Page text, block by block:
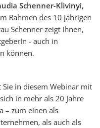
Schenner-Klivinyi,
Rahmen des 10 jährigen
Schenner zeigt Ihnen,
- auch in
können.
in diesem Webinar mit
in mehr als 20 Jahre
– zum einen als
als auch als